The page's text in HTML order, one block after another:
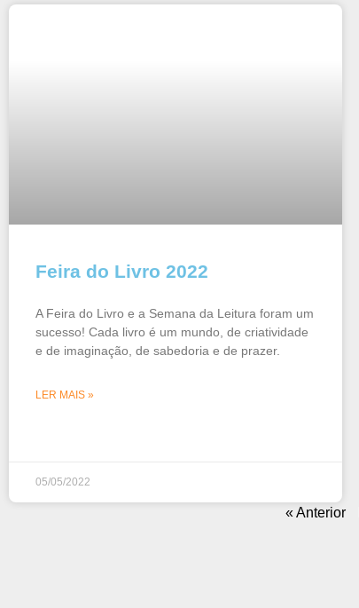
Feira do Livro 2022
A Feira do Livro e a Semana da Leitura foram um
sucesso! Cada livro é um mundo, de criatividade
e de imaginação, de sabedoria e de prazer.
LER MAIS »
05/05/2022
« Anterior